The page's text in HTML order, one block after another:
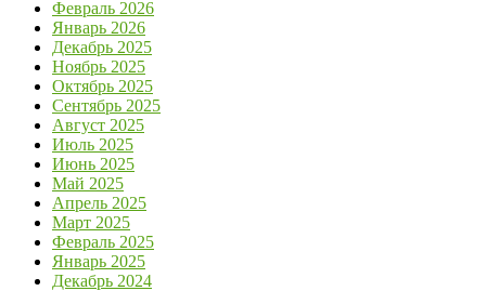
Февраль 2026
Январь 2026
Декабрь 2025
Ноябрь 2025
Октябрь 2025
Сентябрь 2025
Август 2025
Июль 2025
Июнь 2025
Май 2025
Апрель 2025
Март 2025
Февраль 2025
Январь 2025
Декабрь 2024